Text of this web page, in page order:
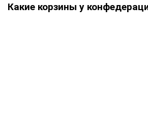
Какие корзины у